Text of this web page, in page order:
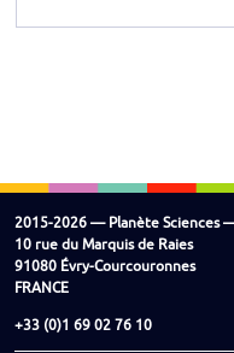
2015-2026 — Planète Sciences
10 rue du Marquis de Raies
91080 Évry-Courcouronnes
FRANCE
+33 (0)1 69 02 76 10